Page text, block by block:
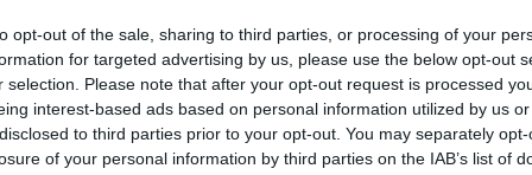
opt-out of the sale, sharing to third parties, or processing of your
for targeted advertising by us, please use the below opt-out
selection. Please note that after your opt-out request is processed
interest-based ads based on personal information utilized by us
to third parties prior to your opt-out. You may separately
of your personal information by third parties on the IAB’s list of
pentru cei care, sperăm noi, vor găsi un
a anunțat Tom Hanks.